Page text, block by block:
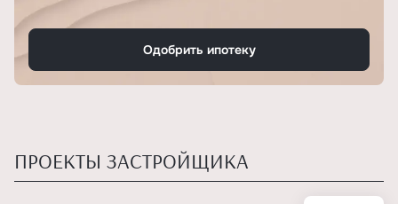
Одобрить ипотеку
ПРОЕКТЫ ЗАСТРОЙЩИКА